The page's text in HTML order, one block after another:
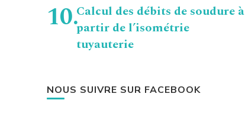
Calcul des débits de soudure à
partir de l’isométrie
tuyauterie
NOUS SUIVRE SUR FACEBOOK